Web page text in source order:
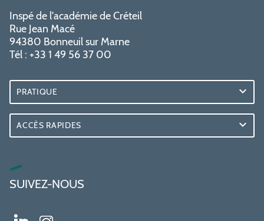
Inspé de l'académie de Créteil
Rue Jean Macé
94380 Bonneuil sur Marne
Tél : +33 1 49 56 37 00
PRATIQUE
ACCÈS RAPIDES
SUIVEZ-NOUS